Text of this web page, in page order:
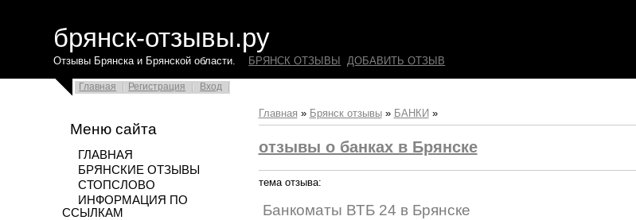
брянск-отзывы.ру
Отзывы Брянска и Брянской области. БРЯНСК ОТЗЫВЫ ДОБАВИТЬ ОТЗЫВ
Главная Регистрация Вход
Меню сайта
ГЛАВНАЯ
БРЯНСКИЕ ОТЗЫВЫ
СТОПСЛОВО
ИНФОРМАЦИЯ ПО
ССЫЛКАМ
Главная » Брянск отзывы» БАНКИ »
отзывы о банках в Брянске
тема отзыва:
Банкоматы ВТБ 24 в Брянске